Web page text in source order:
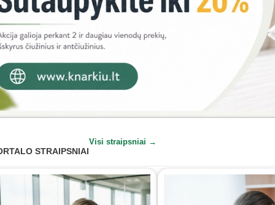
STRAIPSNIAI
Visi straipsniai →